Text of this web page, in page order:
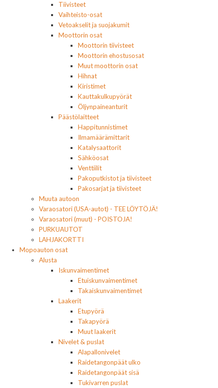
Tiivisteet
Vaihteisto-osat
Vetoakselit ja suojakumit
Moottorin osat
Moottorin tiivisteet
Moottorin ehostusosat
Muut moottorin osat
Hihnat
Kiristimet
Kauttakulkupyörät
Öljynpaineanturit
Päästölaitteet
Happitunnistimet
Ilmamäärämittarit
Katalysaattorit
Sähköosat
Venttiilit
Pakoputkistot ja tiivisteet
Pakosarjat ja tiivisteet
Muuta autoon
Varaosatori (USA-autot) - TEE LÖYTÖJÄ!
Varaosatori (muut) - POISTOJA!
PURKUAUTOT
LAHJAKORTTI
Mopoauton osat
Alusta
Iskunvaimentimet
Etuiskunvaimentimet
Takaiskunvaimentimet
Laakerit
Etupyörä
Takapyörä
Muut laakerit
Nivelet & puslat
Alapallonivelet
Raidetangonpäät ulko
Raidetangonpäät sisä
Tukivarren puslat